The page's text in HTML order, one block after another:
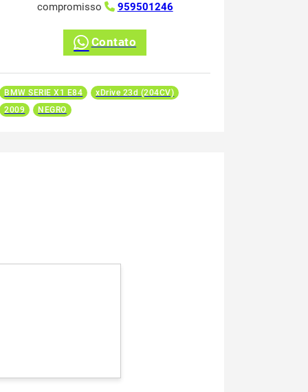
compromisso
959501246
Contato
BMW SERIE X1 E84
xDrive 23d (204CV)
2009
NEGRO